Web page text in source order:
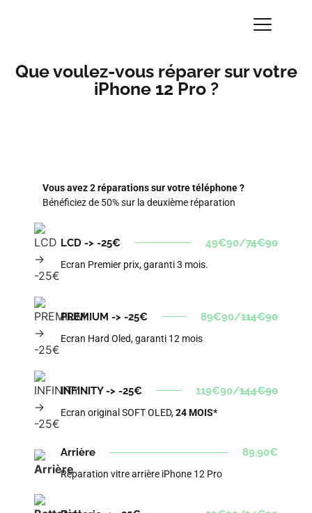
Que voulez-vous réparer sur votre
iPhone 12 Pro ?
Vous avez 2 réparations sur votre téléphone ?
Bénéficiez de 50% sur la deuxième réparation
LCD -> -25€ 49€90/74€90
Ecran Premier prix, garanti 3 mois.
PREMIUM -> -25€ 89€90/114€90
Ecran Hard Oled, garanti 12 mois
INFINITY -> -25€ 119€90/144€90
Ecran original SOFT OLED,24 MOIS*
Arrière 89,90€
Réparation vitre arrière iPhone 12 Pro